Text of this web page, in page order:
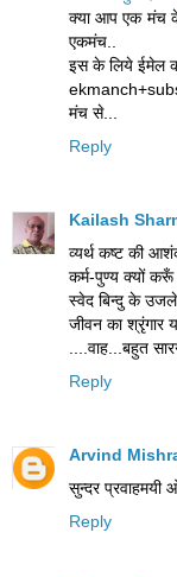
क्या आप एक मंच
एकमंच..
इस के लिये ईमेल
मंच से...
Reply
Kailash
व्यर्थ कष्ट की
कर्म-पुण्य क्यों करूँ
स्वेद बिन्दु के उजले
जीवन का श्रृंगार
....वाह...बहुत
Reply
Arvind
सुन्दर प्रवाहमयी
Reply